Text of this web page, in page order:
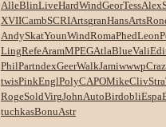
AlleBlinLiveHardWindGeorTessAlex
XVIICambSCRIArtsgranHansArts
AndySkatYounWindRomaPhedLeon
LingRefeAramMPEGAtlaBlueVali
PhilPartndexGeerWalkJamiwwwpCraz
twisPinkEnglPolyCAPOMikeClivStra
RogeSoldVirgJohnAutoBirdobliEspa
tuchkasBonuAstr